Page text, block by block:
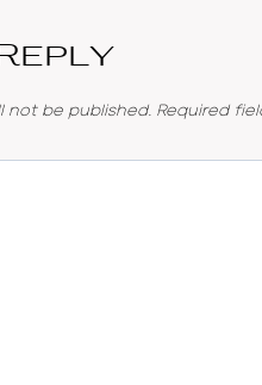
not be published. Required